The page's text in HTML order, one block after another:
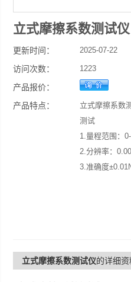
立式摩擦系数测试仪
更新时间： 2025-07-22
访问次数： 1223
产品报价：
产品特点：
立式摩擦系数
测试
1.量程范围：
2.分辨率：
3.准确度
立式摩擦系数测试仪的详细资